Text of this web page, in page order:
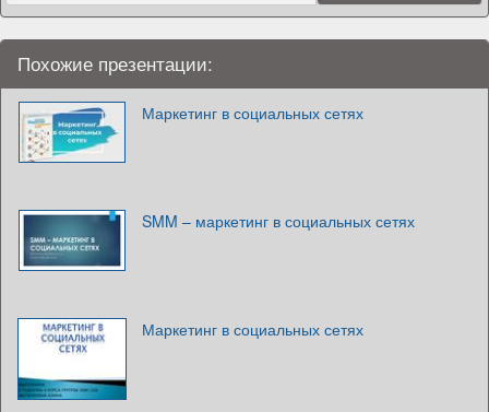
Похожие презентации:
Маркетинг в социальных сетях
SMM – маркетинг в социальных сетях
Маркетинг в социальных сетях